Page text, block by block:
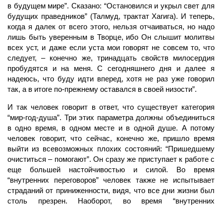
в будущем мире”. Сказано: “Остановился и укрыл свет для
будущих праведников” (Талмуд, трактат Хагига). И теперь,
когда я далек от всего этого, нельзя отчаиваться, но надо
лишь быть уверенным в Творце, ибо Он слышит молитвы
всех уст, и даже если уста мои говорят не совсем то, что
следует, – конечно же, тринадцать свойств милосердия
пробудятся и на меня. С сегодняшнего дня и далее я
надеюсь, что буду идти вперед, хотя не раз уже говорил
так, а в итоге по-прежнему оставался в своей низости”.
И так человек говорит в ответ, что существует категория
“мир-год-душа”. Три этих параметра должны объединиться
в одно время, в одном месте и в одной душе. А потому
человек говорит, что сейчас, конечно же, пришло время
выйти из всевозможных плохих состояний: “Пришедшему
очиститься – помогают”. Он сразу же приступает к работе с
еще большей настойчивостью и силой. Во время
“внутренних переговоров” человек также не испытывает
страданий от приниженности, видя, что все дни жизни был
столь презрен. Наоборот, во время “внутренних